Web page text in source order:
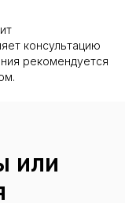
консультацию
рекомендуется
или